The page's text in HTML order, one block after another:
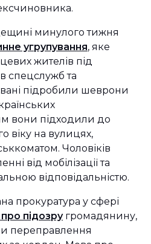
минулого тижня
угрупування, яке
жителів під
спецслужб та
підробили шеврони
вони підходили до
віку на вулицях,
Чоловіків
від мобілізації та
відповідальністю.
прокуратура у сфері
підозругромадянину,
переправлення